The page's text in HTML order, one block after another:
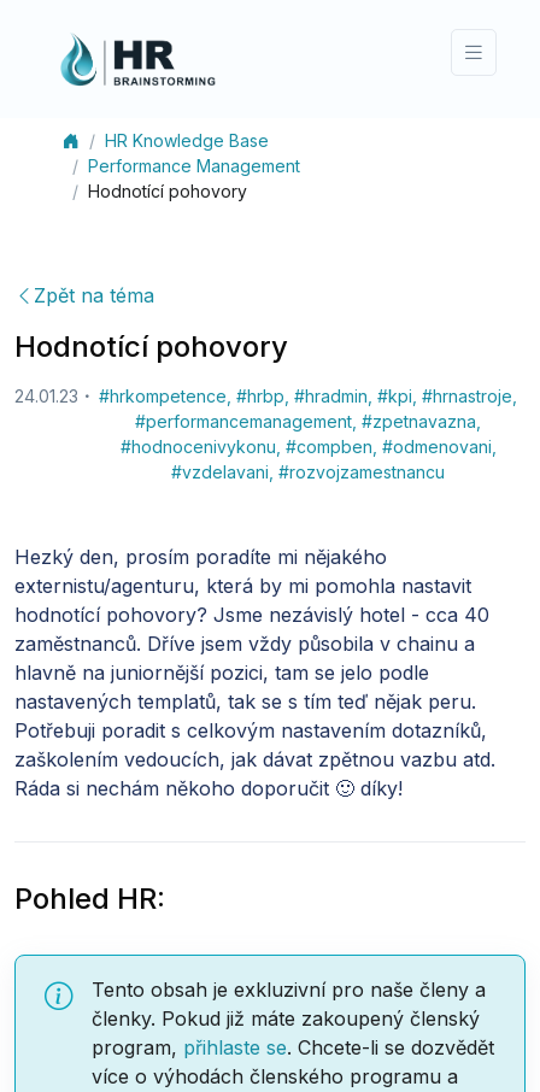
HR Knowledge Base
Performance Management
Hodnotící pohovory
Zpět na téma
Hodnotící pohovory
24.01.23 #hrkompetence #hrbp #hradmin #kpi #hrnastroje
#performancemanagement #zpetnavazna
#hodnocenivykonu #compben #odmenovani
#vzdelavani #rozvojzamestnancu
Hezký den, prosím poradíte mi nějakého
externistu/agenturu, která by mi pomohla nastavit
hodnotící pohovory? Jsme nezávislý hotel - cca 40
zaměstnanců. Dříve jsem vždy působila v chainu a
hlavně na juniornější pozici, tam se jelo podle
nastavených templatů, tak se s tím teď nějak peru.
Potřebuji poradit s celkovým nastavením dotazníků,
zaškolením vedoucích, jak dávat zpětnou vazbu atd.
Ráda si nechám někoho doporučit 🙂 díky!
Pohled HR:
Tento obsah je exkluzivní pro naše členy a
členky. Pokud již máte zakoupený členský
program, přihlaste se. Chcete-li se dozvědět
více o výhodách členského programu a